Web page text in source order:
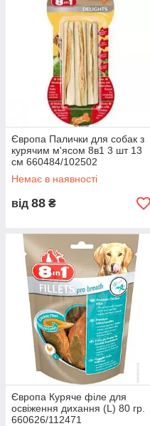
Європа Палички для собак з
курячим м'ясом 8в1 3 шт 13
см 660484/102502
Немає в наявності
від 88 ₴
Європа Куряче філе для
освіження дихання (L) 80 гр.
660626/112471